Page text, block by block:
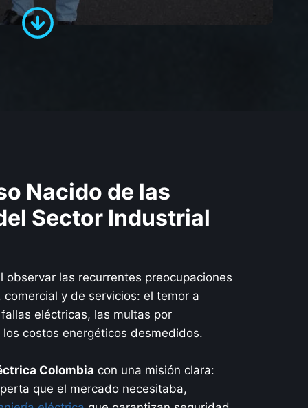
Nacido de las
Sector Industrial
observar las recurrentes preocupaciones
y de servicios: el temor a
eléctricas, las multas por
costos energéticos desmedidos.
Colombia con una misión clara:
que el mercado necesitaba,